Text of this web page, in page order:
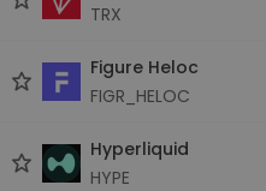
TRX
Figure Heloc
FIGR_HELOC
Hyperliquid
HYPE